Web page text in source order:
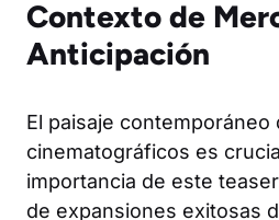
Contexto de
Anticipación
El paisaje
cinematográficos es
importancia de este
de expansiones exitosas